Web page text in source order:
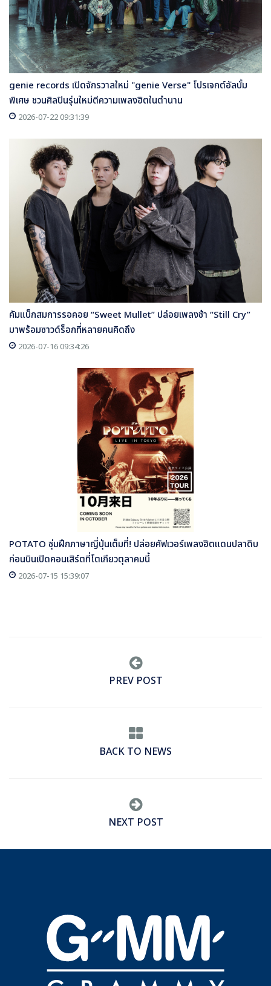
genie records เปิดจักรวาลใหม่ "genie Verse" โปรเจกต์อัลบั้ม
พิเศษ ชวนศิลปินรุ่นใหม่ตีความเพลงฮิตในตำนาน
2026-07-22 09:31:39
คัมแบ็กสมการรอคอย “Sweet Mullet” ปล่อยเพลงช้า “Still Cry”
มาพร้อมซาวด์ร็อกที่หลายคนคิดถึง
2026-07-16 09:34:26
POTATO ซุ่มฝึกภาษาญี่ปุ่นเต็มที่! ปล่อยคัฟเวอร์เพลงฮิตแดนปลาดิบ
ก่อนบินเปิดคอนเสิร์ตที่โตเกียวตุลาคมนี้
2026-07-15 15:39:07
PREV POST
BACK TO NEWS
NEXT POST